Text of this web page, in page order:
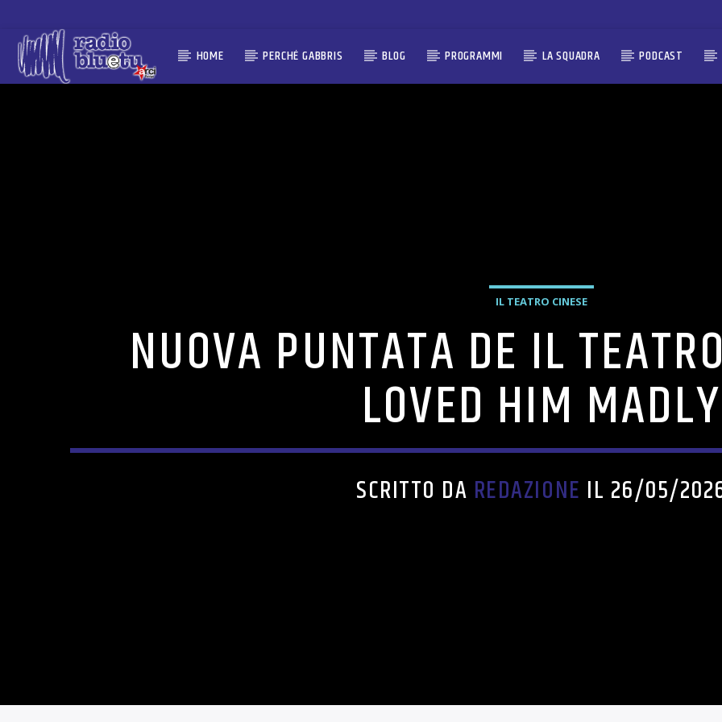
HOME PERCHÉ GABBRIS BLOG PROGRAMMI LA SQUADRA PODCAST
IL TEATRO CINESE
NUOVA PUNTATA DE IL
LOVED HIM MADLY
SCRITTO DA REDAZIONE IL 26/05/